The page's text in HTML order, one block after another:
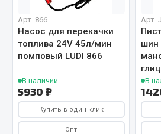
Автотовары
Автозвук
Автокаталоги
Аптечки и знаки автомобильные
Брызговики
Вентиляторы кабины
Арт. 866
Насос для перекачки
топлива 24V 45л/мин
помповый LUDI 866
В наличии
5930 ₽
Купить в один клик
Опт
Арт.
шин
В